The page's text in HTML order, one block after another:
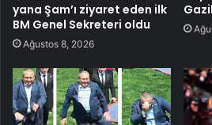
yana Şam’ı ziyaret eden ilk
BM Genel Sekreteri oldu
Ağustos 8, 2026